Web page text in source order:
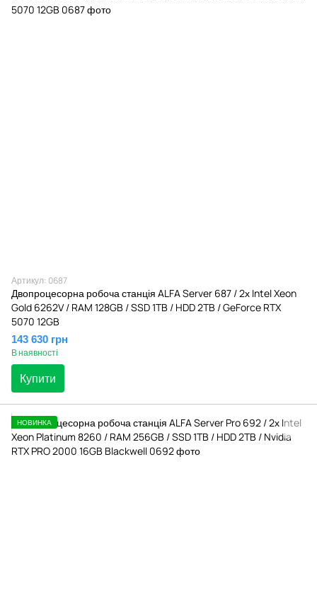
Артикул: 0687
Двопроцесорна робоча станція ALFA Server 687 / 2х Intel Xeon
Gold 6262V / RAM 128GB / SSD 1TB / HDD 2TB / GeForce RTX
5070 12GB
143 630 грн
В наявності
Купити
НОВИНКА